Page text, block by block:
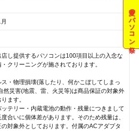
し提供するパソコンは100項目以上の入念な
クリーニングが施されております。
・物理損壊(落したり、何かこぼしてしまっ
然災害(地震、雷、火災等)は商品保証の対象外
ます。
テリー・内蔵電池の動作・残量につきまして
合いに個体差があります。そのため残量は、
対象外としております。付属のACアダプタ
夏のパソコン祭